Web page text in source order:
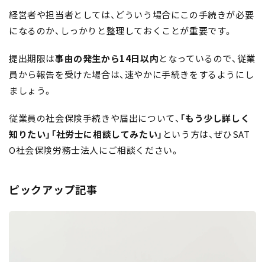
経営者や担当者としては、どういう場合にこの手続きが必要
になるのか、しっかりと整理しておくことが重要です。
提出期限は事由の発生から14日以内となっているので、従業
員から報告を受けた場合は、速やかに手続きをするようにし
ましょう。
従業員の社会保険手続きや届出について、 「もう少し詳しく
知りたい」「社労士に相談してみたい」 という方は、ぜひSAT
O社会保険労務士法人にご相談ください。
ピックアップ記事